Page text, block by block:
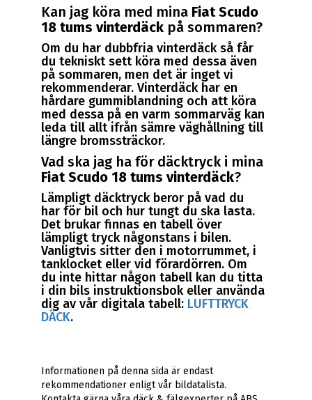
Kan jag köra med mina Fiat Scudo
18 tums vinterdäck på sommaren?
Om du har dubbfria vinterdäck så får
du tekniskt sett köra med dessa även
på sommaren, men det är inget vi
rekommenderar. Vinterdäck har en
hårdare gummiblandning och att köra
med dessa på en varm sommarväg kan
leda till allt ifrån sämre väghållning till
längre bromssträckor.
Vad ska jag ha för däcktryck i mina
Fiat Scudo 18 tums vinterdäck?
Lämpligt däcktryck beror på vad du
har för bil och hur tungt du ska lasta.
Det brukar finnas en tabell över
lämpligt tryck någonstans i bilen.
Vanligtvis sitter den i motorrummet, i
tanklocket eller vid förardörren. Om
du inte hittar någon tabell kan du titta
i din bils instruktionsbok eller använda
dig av vår digitala tabell: LUFTTRYCK
DÄCK.
Informationen på denna sida är endast
rekommendationer enligt vår bildatalista.